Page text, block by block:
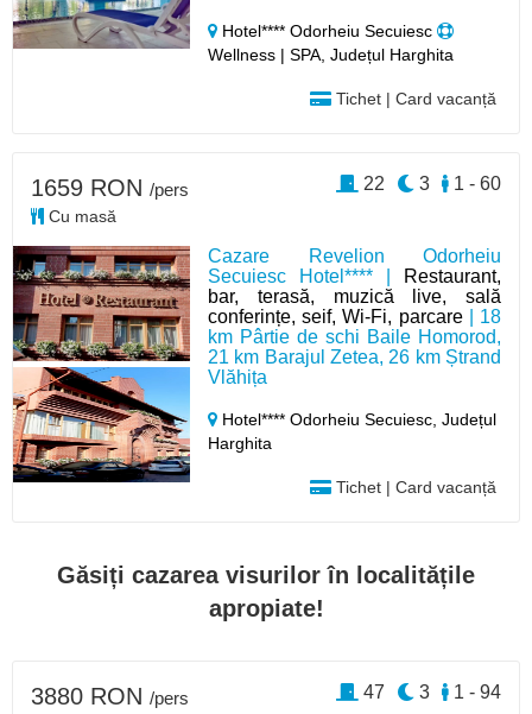
Hotel**** Odorheiu Secuiesc
Wellness | SPA, Județul Harghita
Tichet | Card vacanță
Cazare Revelion Odorheiu
Secuiesc Hotel**** |
Restaurant,
bar, terasă, muzică live, sală
conferințe, seif, Wi-Fi, parcare| 18
km Pârtie de schi Baile Homorod,
21 km Barajul Zetea, 26 km Ștrand
Vlăhița
Hotel**** Odorheiu Secuiesc,Județul
Harghita
Tichet | Card vacanță
1659 RON /pers
Cu masă
1 - 60
3
22
Găsiți cazarea visurilor în localitățile
apropiate!
3880 RON /pers 1 - 94
3
47